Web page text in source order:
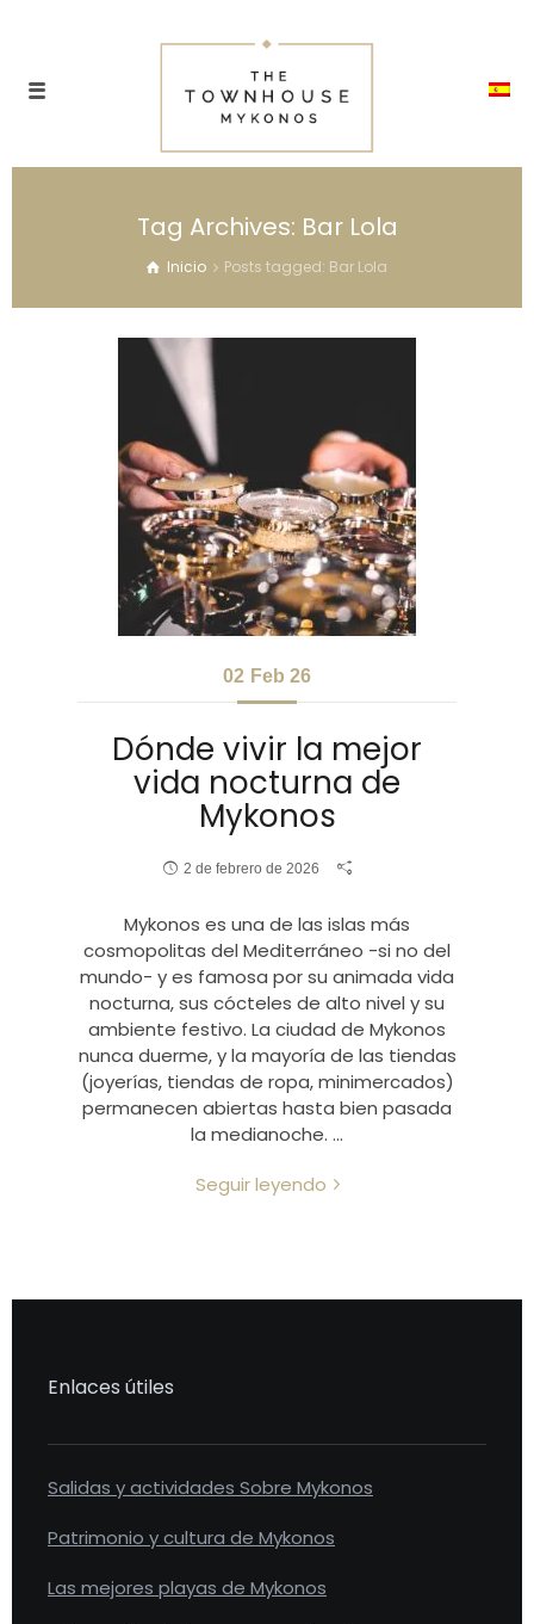
Tag Archives: Bar Lola
Inicio Posts tagged: Bar Lola
02 Feb 26
Dónde vivir la mejor
vida nocturna de
Mykonos
2 de febrero de 2026
Mykonos es una de las islas más
cosmopolitas del Mediterráneo -si no del
mundo- y es famosa por su animada vida
nocturna, sus cócteles de alto nivel y su
ambiente festivo. La ciudad de Mykonos
nunca duerme, y la mayoría de las tiendas
(joyerías, tiendas de ropa, minimercados)
permanecen abiertas hasta bien pasada
la medianoche. …
Seguir leyendo
Enlaces útiles
Salidas y actividades Sobre Mykonos
Patrimonio y cultura de Mykonos
Las mejores playas de Mykonos